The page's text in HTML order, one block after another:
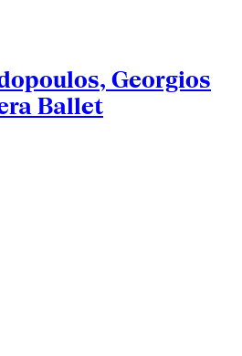
Georgios
Ballet